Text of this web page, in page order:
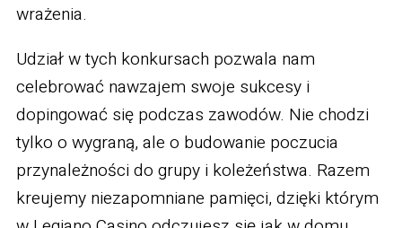
wrażenia.
Udział w tych konkursach pozwala nam
celebrować nawzajem swoje sukcesy i
dopingować się podczas zawodów. Nie chodzi
tylko o wygraną, ale o budowanie poczucia
przynależności do grupy i koleżeństwa. Razem
kreujemy niezapomniane pamięci, dzięki którym